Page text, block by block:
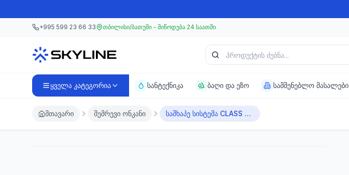
მთავარ კონტენტზე გადასვლა
+995 599 23 66 33 თბილისი/ბათუმი - მიწოდება 24 საათში
პროდუქტის ძებნა
ყველა კატეგორია სანტექნიკა ბაღი და ეზო სამშენებლო მასალები
მთავარი შემრევი ონკანი საშხაპე სისტემა CLASS LINE L34A7MCM20